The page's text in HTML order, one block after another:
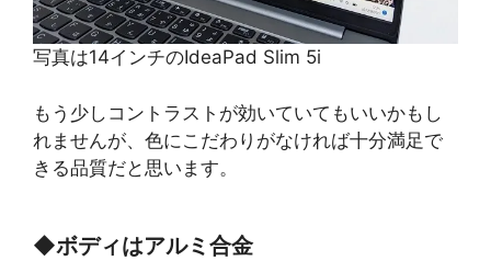
写真は14インチのIdeaPad Slim 5i
もう少しコントラストが効いていてもいいかもし
れませんが、色にこだわりがなければ十分満足で
きる品質だと思います。
◆ボディはアルミ合金